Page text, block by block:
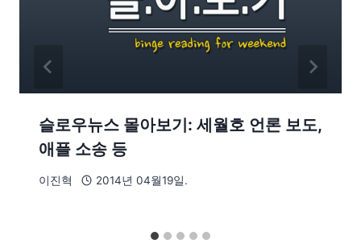
슬로우뉴스 몰아보기: 세월호 언론 보도,
애플 소송 등
이진혁 2014년 04월19일.